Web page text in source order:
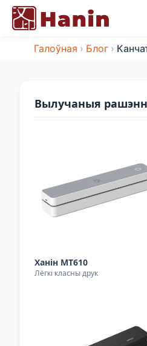
Галоўная › Блог ›
Вылучаныя
Ханін MT610
Лёгкі класны друк